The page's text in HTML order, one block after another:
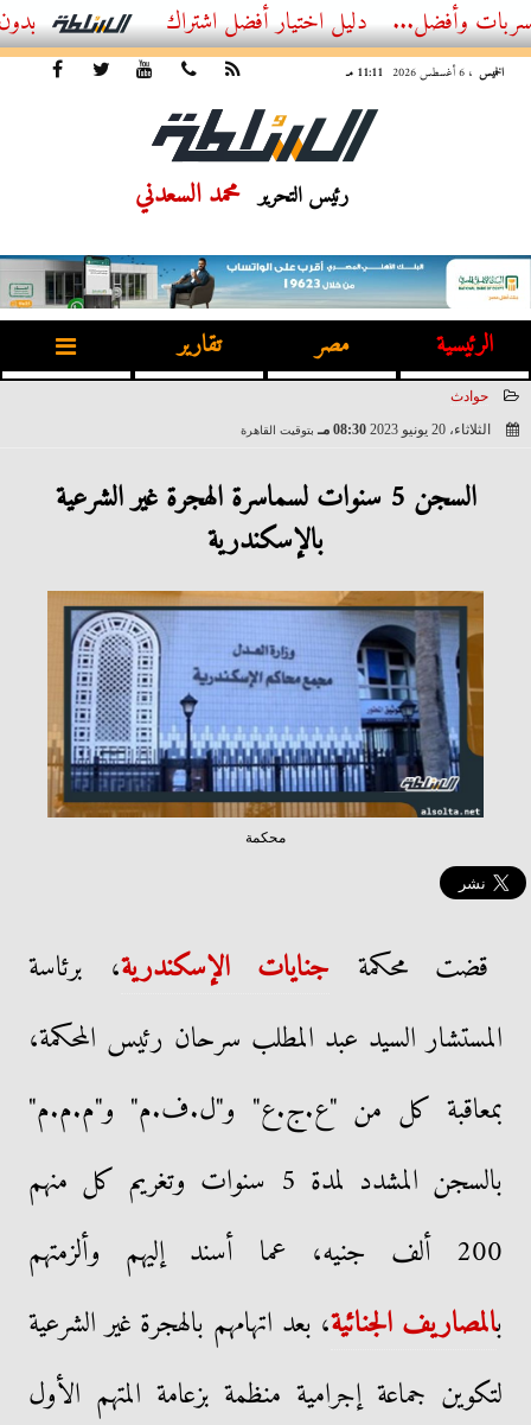
أفضل اشتراك IPTV بدون تقطيع 2026 – دليل المشاهد العصري
الخميس ، 6 أغسطس 2026 11:11 مـ
رئيس التحرير محمد السعدني
الرئيسية مصر تقارير
حوادث
الثلاثاء، 20 يونيو 2023
08:30 مـ بتوقيت القاهرة
السجن 5 سنوات لسماسرة الهجرة غير الشرعية
بالإسكندرية
محكمة
قضت محكمة جنايات الإسكندرية، برئاسة
المستشار السيد عبد المطلب سرحان رئيس المحكمة،
بمعاقبة كل من "ع.ج.ع" و"ل.ف.م" و"م.م.م"
بالسجن المشدد لمدة 5 سنوات وتغريم كل منهم
200 ألف جنيه، عما أسند إليهم وألزمتهم
بالمصاريف الجنائية، بعد اتهامهم بالهجرة غير الشرعية
لتكوين جماعة إجرامية منظمة بزعامة المتهم الأول